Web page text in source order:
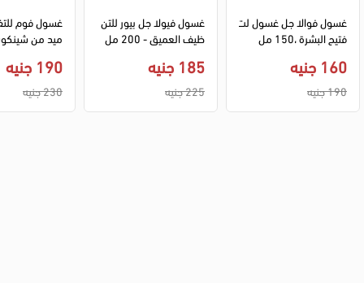
غسول فوالا جل غسول لت
فتيح البشرة ،150 مل
160 جنيه
190 جنيه
غسول فيولا جل بيور للتن
ظيف العميق - 200 مل
185 جنيه
225 جنيه
غسول فوم
190 جنيه
230 جنيه